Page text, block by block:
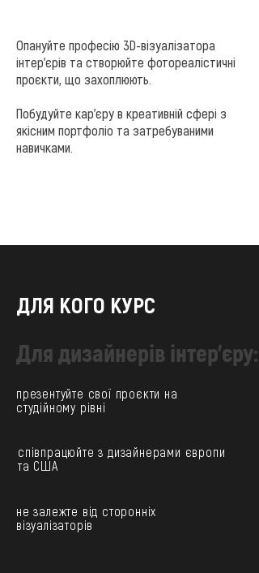
Опануйте професію 3D-візуалізатора
інтер'єрів та створюйте фотореалістичні
проєкти, що захоплюють.
Побудуйте кар’єру в креативній сфері з
якісним портфоліо та затребуваними
навичками.
ДЛЯ КОГО КУРС
Для дизайнерів інтер'єру:
презентуйте свої проєкти на
студійному рівні
співпрацюйте з дизайнерами європи
та США
не залежте від сторонніх
візуалізаторів